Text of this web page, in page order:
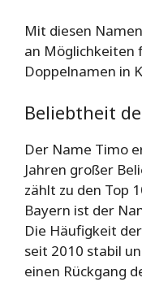
Mit diesen
an Möglichkeiten
Doppelnamen in
Beliebtheit
Der Name Timo
Jahren großer
zählt zu den Top
Bayern ist der
Die Häufigkeit
seit 2010 stabil
einen Rückgang